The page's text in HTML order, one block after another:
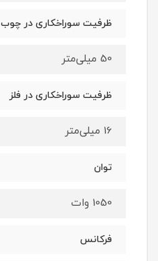
ظرفیت سوراخکاری در چوب
50 میلی‌متر
ظرفیت سوراخکاری در فلز
16 میلی‌متر
توان
1050 وات
فرکانس